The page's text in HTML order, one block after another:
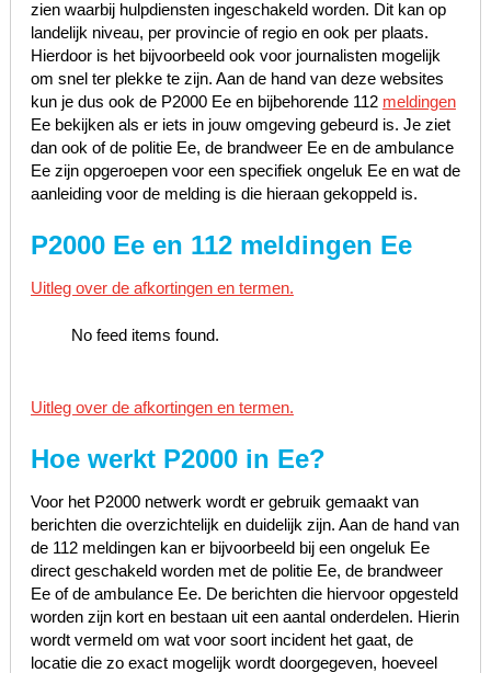
zien waarbij hulpdiensten ingeschakeld worden. Dit kan op
landelijk niveau, per provincie of regio en ook per plaats.
Hierdoor is het bijvoorbeeld ook voor journalisten mogelijk
om snel ter plekke te zijn. Aan de hand van deze websites
kun je dus ook de P2000 Ee en bijbehorende 112 meldingen
Ee bekijken als er iets in jouw omgeving gebeurd is. Je ziet
dan ook of de politie Ee, de brandweer Ee en de ambulance
Ee zijn opgeroepen voor een specifiek ongeluk Ee en wat de
aanleiding voor de melding is die hieraan gekoppeld is.
P2000 Ee en 112 meldingen Ee
Uitleg over de afkortingen en termen.
No feed items found.
Uitleg over de afkortingen en termen.
Hoe werkt P2000 in Ee?
Voor het P2000 netwerk wordt er gebruik gemaakt van
berichten die overzichtelijk en duidelijk zijn. Aan de hand van
de 112 meldingen kan er bijvoorbeeld bij een ongeluk Ee
direct geschakeld worden met de politie Ee, de brandweer
Ee of de ambulance Ee. De berichten die hiervoor opgesteld
worden zijn kort en bestaan uit een aantal onderdelen. Hierin
wordt vermeld om wat voor soort incident het gaat, de
locatie die zo exact mogelijk wordt doorgegeven, hoeveel